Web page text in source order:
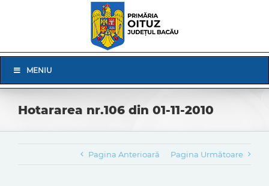
Navigation
MENIU
Hotararea nr.106 din 01-11-2010
Pagina Anterioară Pagina Următoare